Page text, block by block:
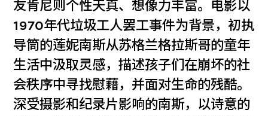
友肯尼则个性天真、想像力丰富。电影以
1970年代垃圾工人罢工事件为背景，初执
导筒的莲妮南斯从苏格兰格拉斯哥的童年
生活中汲取灵感，描述孩子们在崩坏的社
会秩序中寻找慰藉，并面对生命的残酷。
深受摄影和纪录片影响的南斯，以诗意的